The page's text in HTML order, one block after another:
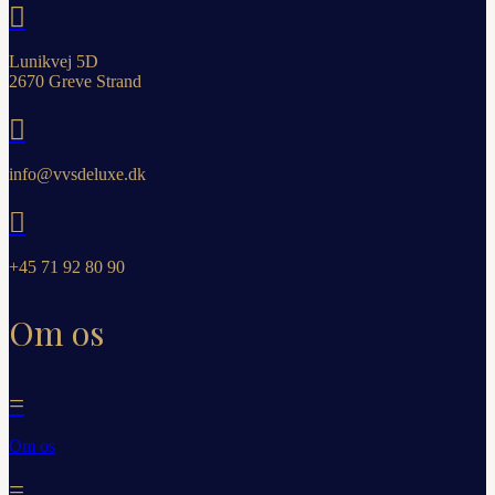

Lunikvej 5D
2670 Greve Strand

info@vvsdeluxe.dk

+45 71 92 80 90
Om os
=
Om os